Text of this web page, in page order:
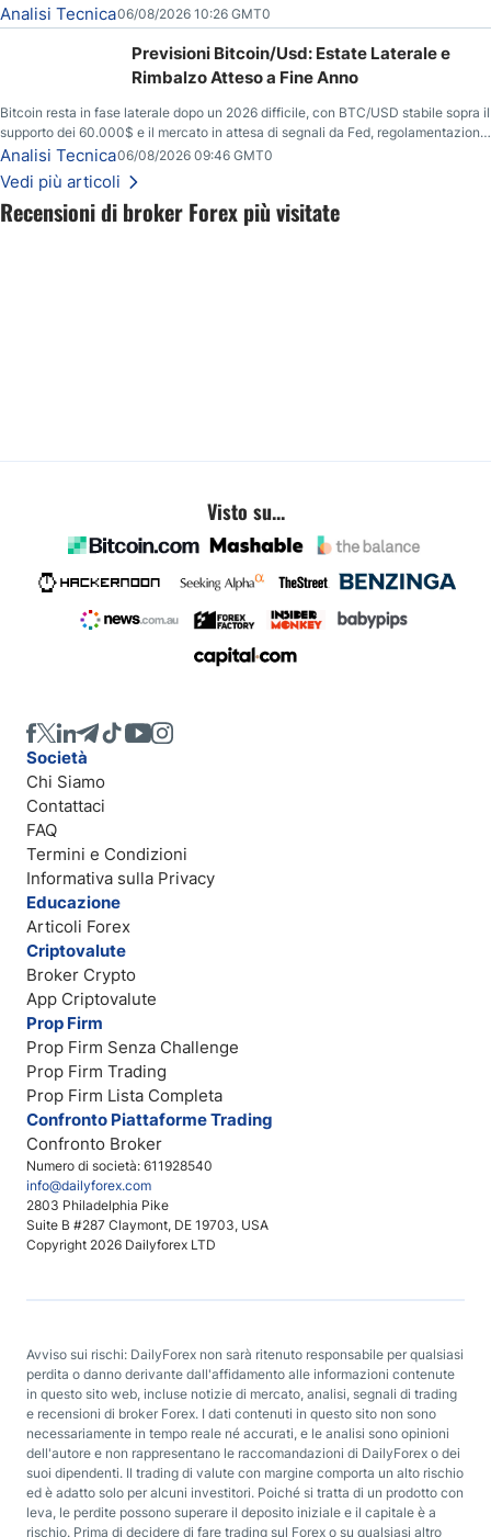
Recensioni di broker Forex più visitate
energetiche, e dai timori di deficit produttivo dal 2028.
Analisi Tecnica06/08/2026 10:26 GMT0
Previsioni Bitcoin/Usd: Estate Laterale e
Rimbalzo Atteso a Fine Anno
Bitcoin resta in fase laterale dopo un 2026 difficile, con BTC/USD stabile sopra il
supporto dei 60.000$ e il mercato in attesa di segnali da Fed, regolamentazione
USA ed elezioni di medio termine.
Analisi Tecnica06/08/2026 09:46 GMT0
Vedi più articoli
Visto su...
Numero di società: 611928540
info@dailyforex.com
2803 Philadelphia Pike
Suite B #287 Claymont, DE 19703, USA
Copyright 2026 Dailyforex LTD
Società
Chi Siamo
Contattaci
FAQ
Termini e Condizioni
Informativa sulla Privacy
Educazione
Articoli Forex
Criptovalute
Broker Crypto
App Criptovalute
Prop Firm
Prop Firm Senza Challenge
Prop Firm Trading
Prop Firm Lista Completa
Confronto Piattaforme Trading
Confronto Broker
Avviso sui rischi: DailyForex non sarà ritenuto responsabile per qualsiasi
perdita o danno derivante dall'affidamento alle informazioni contenute
in questo sito web, incluse notizie di mercato, analisi, segnali di trading
e recensioni di broker Forex. I dati contenuti in questo sito non sono
necessariamente in tempo reale né accurati, e le analisi sono opinioni
dell'autore e non rappresentano le raccomandazioni di DailyForex o dei
suoi dipendenti. Il trading di valute con margine comporta un alto rischio
ed è adatto solo per alcuni investitori. Poiché si tratta di un prodotto con
leva, le perdite possono superare il deposito iniziale e il capitale è a
rischio. Prima di decidere di fare trading sul Forex o su qualsiasi altro